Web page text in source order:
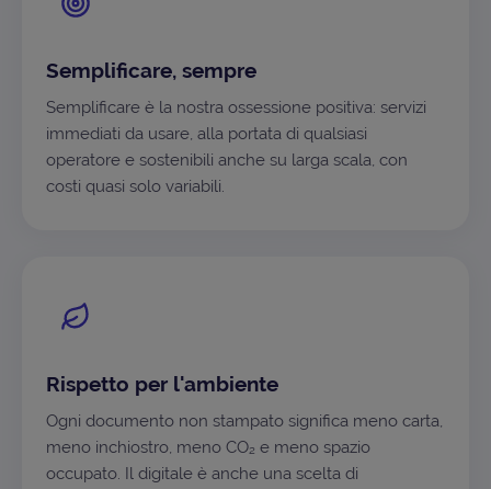
Semplificare, sempre
Semplificare è la nostra ossessione positiva: servizi
immediati da usare, alla portata di qualsiasi
operatore e sostenibili anche su larga scala, con
costi quasi solo variabili.
Rispetto per l'ambiente
Ogni documento non stampato significa meno carta,
meno inchiostro, meno CO₂ e meno spazio
occupato. Il digitale è anche una scelta di